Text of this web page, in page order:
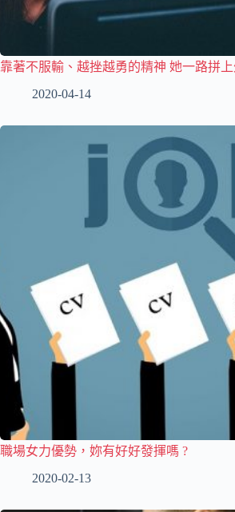
靠著不服輸、越挫越勇的精神 她一路拼
2020-04-14
職場女力優勢，妳有好好發揮嗎 ?
2020-02-13